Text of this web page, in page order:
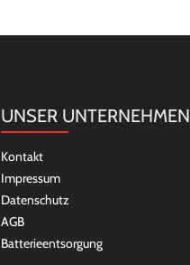
UNSER UNTERNEHMEN
Kontakt
Impressum
Datenschutz
AGB
Batterieentsorgung